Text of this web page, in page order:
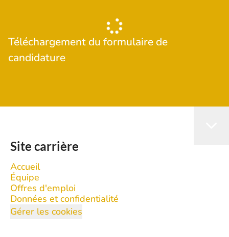
Téléchargement du formulaire de
candidature
Site carrière
Accueil
Équipe
Offres d'emploi
Données et confidentialité
Gérer les cookies